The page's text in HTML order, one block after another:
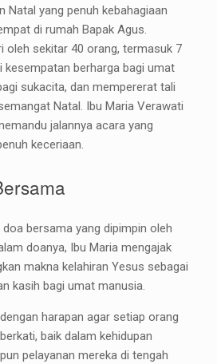
Natal yang penuh kebahagiaan
di rumah Bapak Agus.
oleh sekitar 40 orang, termasuk 7
kesempatan berharga bagi umat
sukacita, dan mempererat tali
Natal. Ibu Maria Verawati
jalannya acara yang
keceriaan.
bersama yang dipimpin oleh
doanya, Ibu Maria mengajak
makna kelahiran Yesus sebagai
kasih bagi umat manusia.
harapan agar setiap orang
baik dalam kehidupan
pelayanan mereka di tengah